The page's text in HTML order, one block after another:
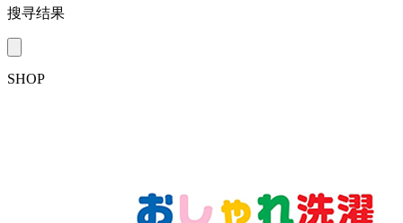
搜寻结果
SHOP